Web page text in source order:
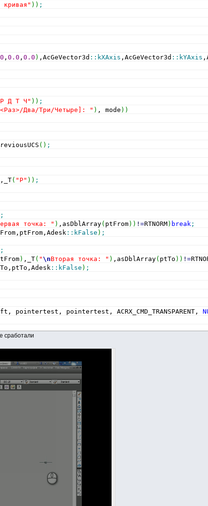
кривая" ) ) ;
,0.0 ,0.0 ) ,AcGeVector3d :: kXAxis ,AcGeVector3d :: kYAxis
Д Т Ч" ) ) ;
Два/Три/Четыре]: " ) , mode ) )
( ) ;
( "Р" ) ) ;
;
точка: " ) ,asDblArray( ptFrom) ) !=RTNORM) break ;
:: kFalse ) ;
;
) ,_T( "\nВторая точка: " ) ,asDblArray( ptTo ) ) !=
:: kFalse ) ;
pointertest, pointertest, ACRX_CMD_TRANSPARENT,
сработали